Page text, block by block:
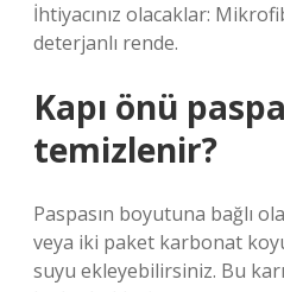
İhtiyacınız olacaklar:
deterjanlı rende.
Kapı önü
temizlenir?
Paspasın boyutuna bağlı
veya iki paket karbonat
suyu ekleyebilirsiniz. Bu